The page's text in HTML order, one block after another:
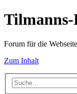
Forum für die
Zum Inhalt